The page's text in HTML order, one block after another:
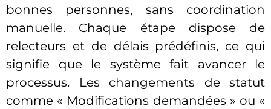
bonnes personnes, sans coordination
manuelle. Chaque étape dispose de
relecteurs et de délais prédéfinis, ce qui
signifie que le système fait avancer le
processus. Les changements de statut
comme « Modifications demandées » ou «